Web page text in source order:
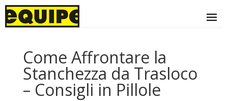
Come Affrontare la
Stanchezza da Trasloco
– Consigli in Pillole